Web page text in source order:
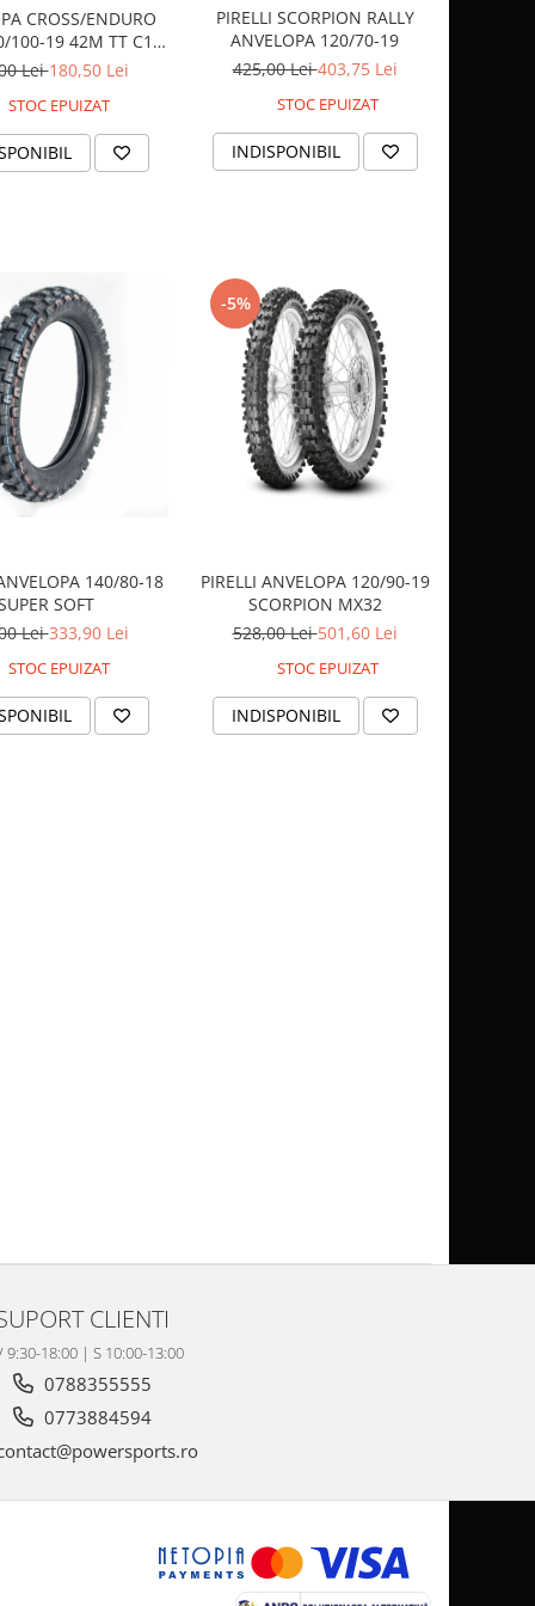
CROSS/ENDURO
100-19 42M TT C19
ROSIE FATA
Lei180,50 Lei
STOC EPUIZAT
PIRELLI SCORPION RALLY
ANVELOPA 120/70-19
425,00 Lei403,75 Lei
STOC EPUIZAT
INDISPONIBIL
140/80-18
SOFT
Lei333,90 Lei
STOC EPUIZAT
-5%
PIRELLI ANVELOPA 120/90-19
SCORPION MX32
528,00 Lei501,60 Lei
STOC EPUIZAT
INDISPONIBIL
CLIENTI
9:30-18:00 | S 10:00-13:00
0788355555
0773884594